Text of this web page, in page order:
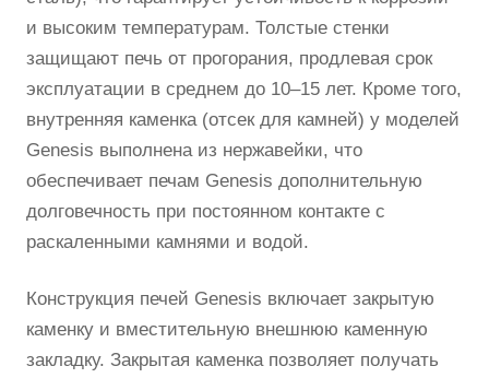
и высоким температурам. Толстые стенки
защищают печь от прогорания, продлевая срок
эксплуатации в среднем до 10–15 лет. Кроме того,
внутренняя каменка (отсек для камней) у моделей
Genesis выполнена из нержавейки, что
обеспечивает печам Genesis дополнительную
долговечность при постоянном контакте с
раскаленными камнями и водой.
Конструкция печей Genesis включает закрытую
каменку и вместительную внешнюю каменную
закладку. Закрытая каменка позволяет получать